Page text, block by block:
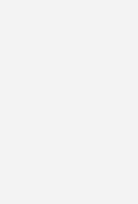
entwächst